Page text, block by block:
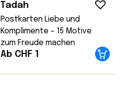
Tadah
Postkarten Liebe und
Komplimente – 15 Motive
zum Freude machen
Ab CHF 1